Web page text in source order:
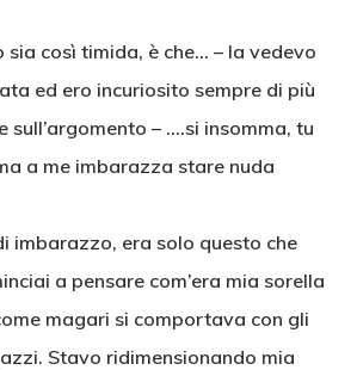
sia così timida, è che… – la vedevo
ed ero incuriosito sempre di più
sull’argomento – ….si insomma, tu
a me imbarazza stare nuda
imbarazzo, era solo questo che
a pensare com’era mia sorella
magari si comportava con gli
Stavo ridimensionando mia